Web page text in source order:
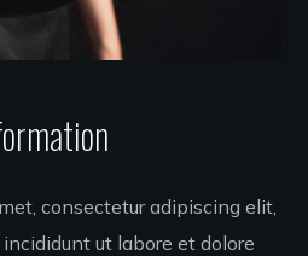
consectetur adipiscing elit,
ut labore et dolore